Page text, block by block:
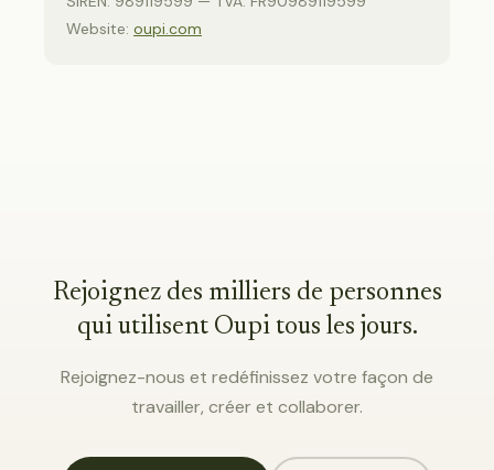
Website: oupi.com
Rejoignez des milliers de personnes
qui utilisent Oupi tous les jours.
Rejoignez-nous et redéfinissez votre façon de
travailler, créer et collaborer.